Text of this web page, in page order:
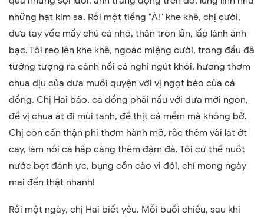
những hạt kim sa. Rồi một tiếng "À!" khe khẽ, chị cười,
đưa tay vốc mấy chú cá nhỏ, thân tròn lẳn, lấp lánh ánh
bạc. Tôi reo lên khe khẽ, ngoác miệng cười, trong đầu đã
tưởng tượng ra cảnh nồi cá nghi ngút khói, hương thơm
chua dịu của dưa muối quyện với vị ngọt béo của cá
đồng. Chị Hai bảo, cá đồng phải nấu với dưa mới ngon,
để vị chua át đi mùi tanh, để thịt cá mềm mà không bở.
Chị còn cẩn thận phi thơm hành mỡ, rắc thêm vài lát ớt
cay, làm nồi cá hấp càng thêm đậm đà. Tôi cứ thế nuốt
nước bọt đánh ực, bụng cồn cào vì đói, chỉ mong ngày
mai đến thật nhanh!
Rồi một ngày, chị Hai biết yêu. Mỗi buổi chiều, sau khi